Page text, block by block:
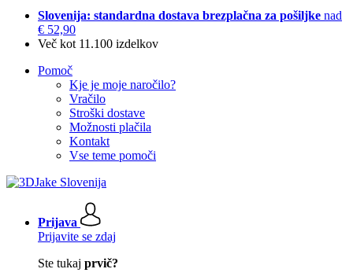
Slovenija: standardna dostava brezplačna za pošiljke nad
€ 52,90
Več kot 11.100 izdelkov
Pomoč
Kje je moje naročilo?
Vračilo
Stroški dostave
Možnosti plačila
Kontakt
Vse teme pomoči
Prijava
Prijavite se zdaj
Ste tukaj prvič?